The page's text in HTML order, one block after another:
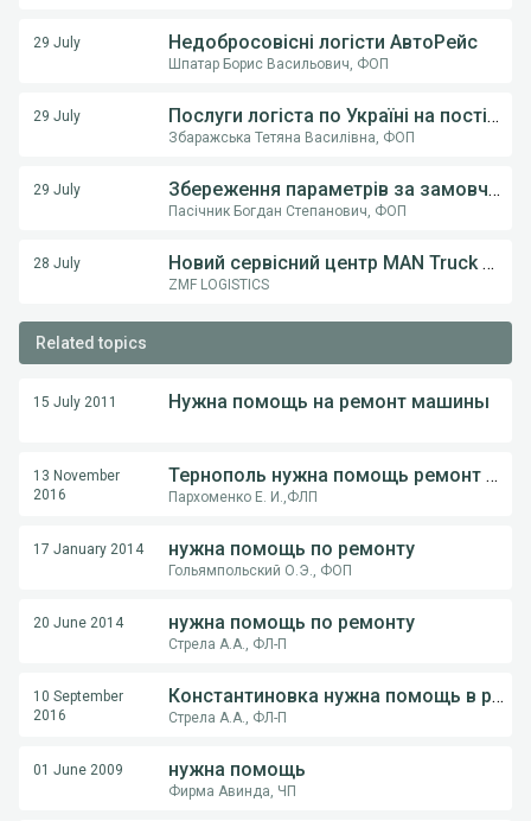
29 July Недобросовісні логісти АвтоРейс
Шпатар Борис Васильович, ФОП
29 July Послуги логіста по Україні на постійній основі .
Збаражська Тетяна Василівна, ФОП
29 July Збереження параметрів за замовчуванням (тип транспорту) у пошуку вантажів
Пасічник Богдан Степанович, ФОП
28 July Новий сервісний центр MAN Truck & Bus у Вінниці! ТОВ «Вест Тракс» — офіційний дилер MAN в Україні
ZMF LOGISTICS
Related topics
15 July 2011 Нужна помощь на ремонт машины
13 November
2016
Тернополь нужна помощь ремонт автономки
Пархоменко Е. И.,ФЛП
17 January 2014 нужна помощь по ремонту
Гольямпольский О.Э., ФОП
20 June 2014 нужна помощь по ремонту
Стрела А.А., ФЛ-П
10 September
2016
Константиновка нужна помощь в ремонте
Стрела А.А., ФЛ-П
01 June 2009 нужна помощь
Фирма Авинда, ЧП